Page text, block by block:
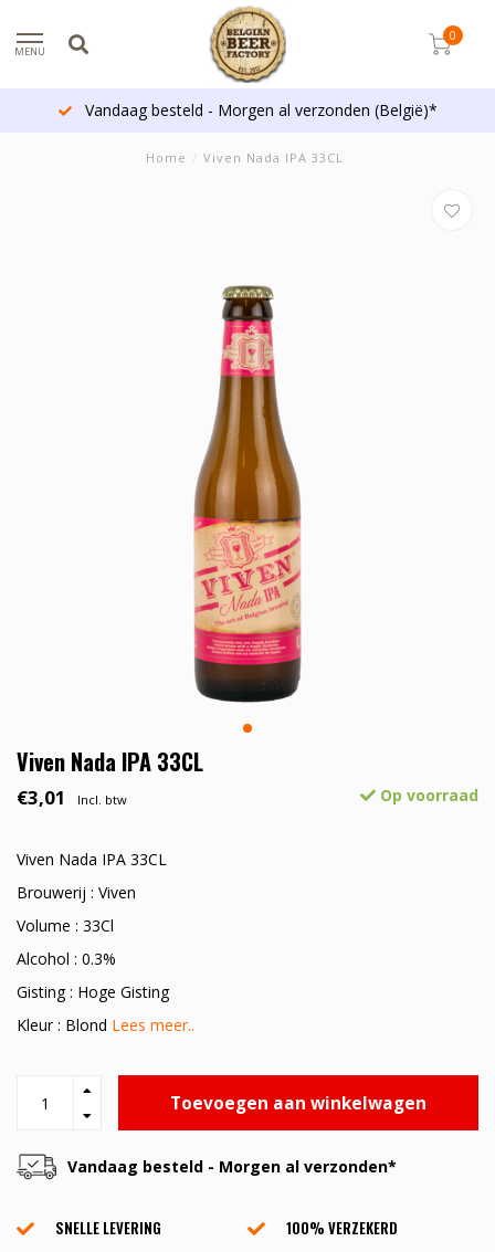
MENU
0
Vandaag besteld - Morgen al verzonden (België)*
Home / Viven Nada IPA 33CL
Viven Nada IPA 33CL
€3,01 Incl. btw Op voorraad
Viven Nada IPA 33CL
Brouwerij : Viven
Volume : 33Cl
Alcohol : 0.3%
Gisting : Hoge Gisting
Kleur : Blond Lees meer..
Toevoegen aan winkelwagen
Vandaag besteld - Morgen al verzonden*
SNELLE LEVERING
100% VERZEKERD